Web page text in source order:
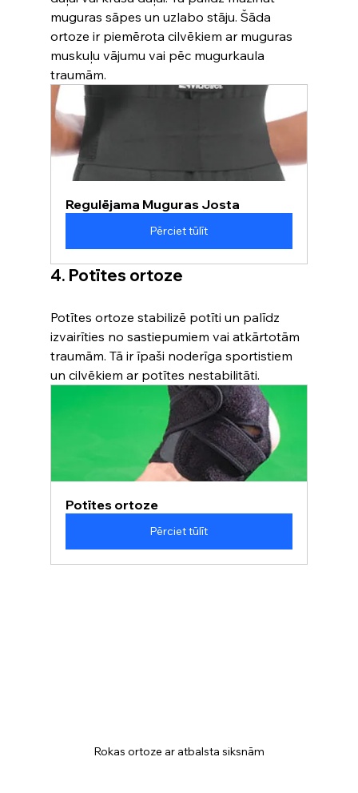
muguras sāpes un uzlabo stāju. Šāda
ortoze ir piemērota cilvēkiem ar muguras
muskuļu vājumu vai pēc mugurkaula
traumām.
Regulējama Muguras Josta
Pērciet tūlīt
4. Potītes ortoze
Potītes ortoze stabilizē potīti un palīdz
izvairīties no sastiepumiem vai atkārtotām
traumām. Tā ir īpaši noderīga sportistiem
un cilvēkiem ar potītes nestabilitāti.
Potītes ortoze
Pērciet tūlīt
Rokas ortoze ar atbalsta siksnām